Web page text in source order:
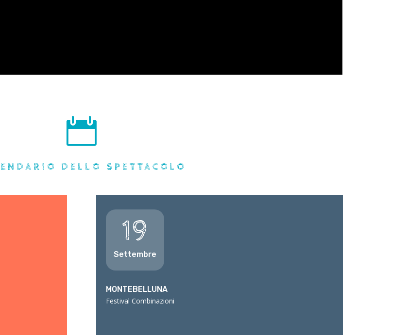

DELLO SPETTACOLO
19
Settembre
MONTEBELLUNA
Festival Combinazioni